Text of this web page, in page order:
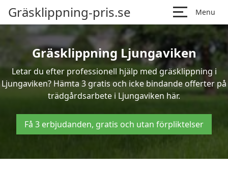
Gräsklippning-pris.se Menu
Gräsklippning Ljungaviken
Letar du efter professionell hjälp med gräsklippning i
Ljungaviken? Hämta 3 gratis och icke bindande offerter på
trädgårdsarbete i Ljungaviken här.
Få 3 erbjudanden, gratis och utan förpliktelser